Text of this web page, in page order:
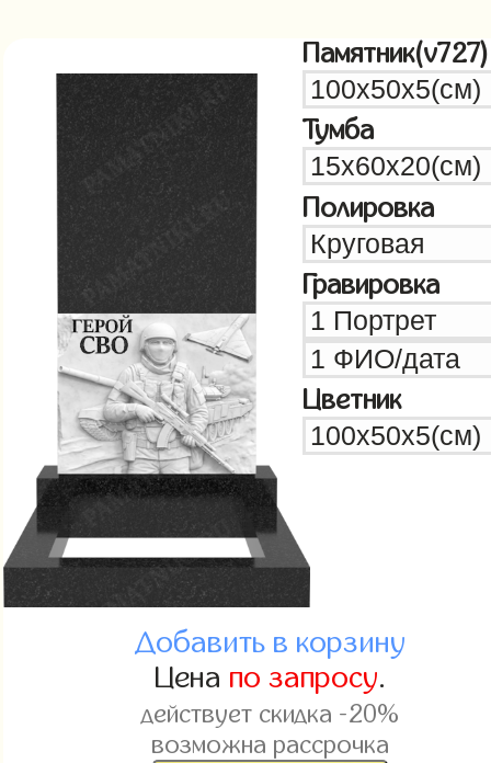
Памятник(v727)
Тумба
Полировка
Гравировка
Цветник
Добавить в корзину
Цена по запросу.
действует скидка -20%
возможна рассрочка